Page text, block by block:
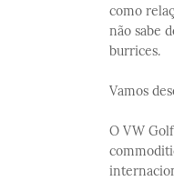
como
não sabe
burrices.
Vamos
O VW